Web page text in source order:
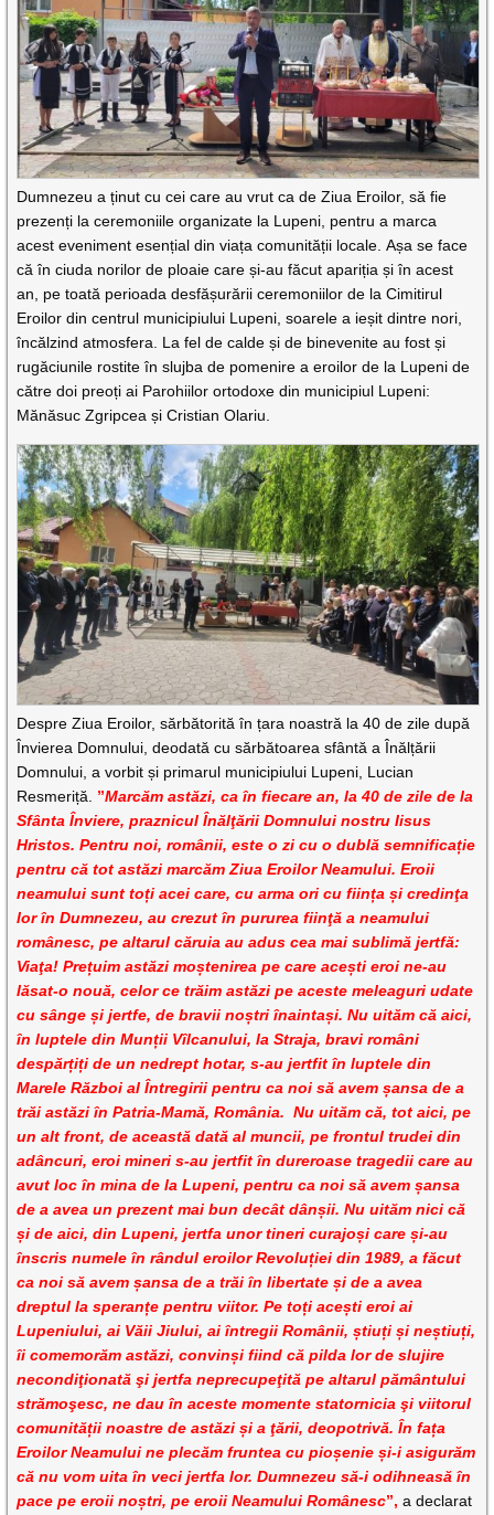
Dumnezeu a ținut cu cei care au vrut ca de Ziua Eroilor, să fie
prezenți la ceremoniile organizate la Lupeni, pentru a marca
acest eveniment esențial din viața comunității locale. Așa se face
că în ciuda norilor de ploaie care și-au făcut apariția și în acest
an, pe toată perioada desfășurării ceremoniilor de la Cimitirul
Eroilor din centrul municipiului Lupeni, soarele a ieșit dintre nori,
încălzind atmosfera. La fel de calde și de binevenite au fost și
rugăciunile rostite în slujba de pomenire a eroilor de la Lupeni de
către doi preoți ai Parohiilor ortodoxe din municipiul Lupeni:
Mănăsuc Zgripcea și Cristian Olariu.
Despre Ziua Eroilor, sărbătorită în țara noastră la 40 de zile după
Învierea Domnului, deodată cu sărbătoarea sfântă a Înălțării
Domnului, a vorbit și primarul municipiului Lupeni, Lucian
Resmeriță.
”Marcăm astăzi, ca în fiecare an, la 40 de zile de la
Sfânta Înviere, praznicul Înălţării Domnului nostru Iisus
Hristos. Pentru noi, românii, este o zi cu o dublă semnificație
pentru că tot astăzi marcăm Ziua Eroilor Neamului. Eroii
neamului sunt toți acei care, cu arma ori cu ființa și credinţa
lor în Dumnezeu, au crezut în pururea fiinţă a neamului
românesc, pe altarul căruia au adus cea mai sublimă jertfă:
Viaţa! Prețuim astăzi moștenirea pe care acești eroi ne-au
lăsat-o nouă, celor ce trăim astăzi pe aceste meleaguri udate
cu sânge și jertfe, de bravii noștri înaintași. Nu uităm că aici,
în luptele din Munții Vîlcanului, la Straja, bravi români
despărțiți de un nedrept hotar, s-au jertfit în luptele din
Marele Război al Întregirii pentru ca noi să avem șansa de a
trăi astăzi în Patria-Mamă, România. Nu uităm că, tot aici, pe
un alt front, de această dată al muncii, pe frontul trudei din
adâncuri, eroi mineri s-au jertfit în dureroase tragedii care au
avut loc în mina de la Lupeni, pentru ca noi să avem șansa
de a avea un prezent mai bun decât dânșii. Nu uităm nici că
și de aici, din Lupeni, jertfa unor tineri curajoși care și-au
înscris numele în rândul eroilor Revoluției din 1989, a făcut
ca noi să avem șansa de a trăi în libertate și de a avea
dreptul la speranțe pentru viitor. Pe toți acești eroi ai
Lupeniului, ai Văii Jiului, ai întregii Românii, știuți și neștiuți,
îi comemorăm astăzi, convinși fiind că pilda lor de slujire
necondiţionată şi jertfa neprecupeţită pe altarul pământului
strămoşesc, ne dau în aceste momente statornicia şi viitorul
comunității noastre de astăzi și a ţării, deopotrivă. În fața
Eroilor Neamului ne plecăm fruntea cu pioșenie și-i asigurăm
că nu vom uita în veci jertfa lor. Dumnezeu să-i odihneasă în
pace pe eroii noștri, pe eroii Neamului Românesc”, a declarat